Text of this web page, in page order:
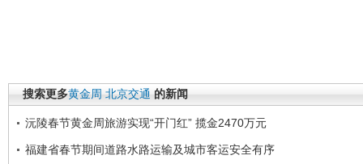
搜索更多黄金周 北京交通 的新闻
沅陵春节黄金周旅游实现“开门红” 揽金2470万元
福建省春节期间道路水路运输及城市客运安全有序